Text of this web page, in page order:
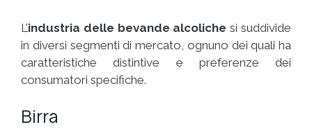
L’industria delle bevande alcoliche si suddivide
in diversi segmenti di mercato, ognuno dei quali ha
caratteristiche distintive e preferenze dei
consumatori specifiche.
Birra